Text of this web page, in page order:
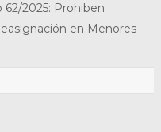
2025: Prohiben
en Menores